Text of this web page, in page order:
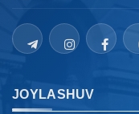
JOYLASHUV